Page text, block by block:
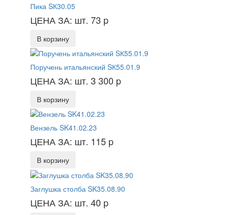
Пика SК30.05
ЦЕНА ЗА: шт. 73 p
В корзину
Поручень итальянский SК55.01.9
ЦЕНА ЗА: шт. 3 300 p
В корзину
Вензель SK41.02.23
ЦЕНА ЗА: шт. 115 p
В корзину
Заглушка столба SK35.08.90
ЦЕНА ЗА: шт. 40 p